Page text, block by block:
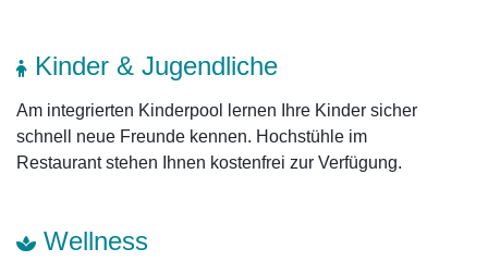
Kinder & Jugendliche
Am integrierten Kinderpool lernen Ihre Kinder sicher
schnell neue Freunde kennen. Hochstühle im
Restaurant stehen Ihnen kostenfrei zur Verfügung.
Wellness